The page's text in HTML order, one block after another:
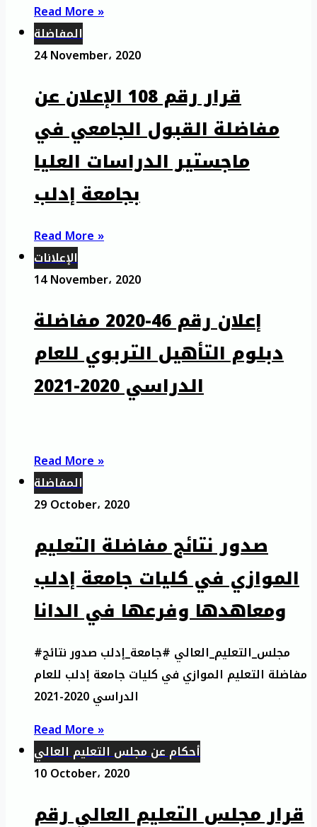
Read More »
المفاضلة
24 November، 2020
قرار رقم 108 الإعلان عن
مفاضلة القبول الجامعي في
ماجستير الدراسات العليا
بجامعة إدلب
Read More »
الإعلانات
14 November، 2020
إعلان رقم 46-2020 مفاضلة
دبلوم التأهيل التربوي للعام
الدراسي 2020-2021
Read More »
المفاضلة
29 October، 2020
صدور نتائج مفاضلة التعليم
الموازي في كليات جامعة إدلب
ومعاهدها وفرعها في الدانا
#مجلس_التعليم_العالي #جامعة_إدلب صدور نتائج
مفاضلة التعليم الموازي في كليات جامعة إدلب للعام
الدراسي 2020-2021
Read More »
أحكام عن مجلس التعليم العالي
10 October، 2020
قرار مجلس التعليم العالي رقم